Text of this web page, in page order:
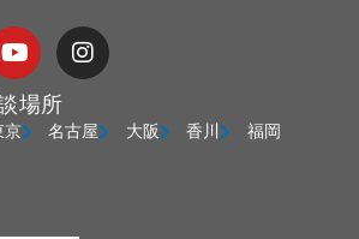
Y
o
u
t
u
b
I
n
s
a
g
場所
京 名古屋 大阪 香川
福岡